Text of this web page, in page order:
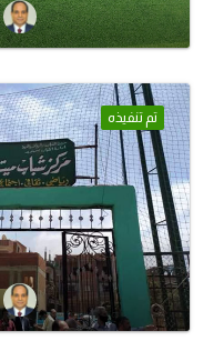
تم تنفيذه